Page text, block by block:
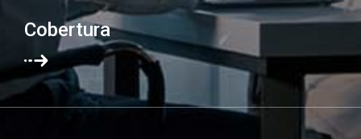
Cobertura
Con 20 oficinas en México y más de 1,000 colaboradores a su
servicio. Somos miembros de Russell Bedford International y
contamos con el respaldo global de 11 mil profesionales en